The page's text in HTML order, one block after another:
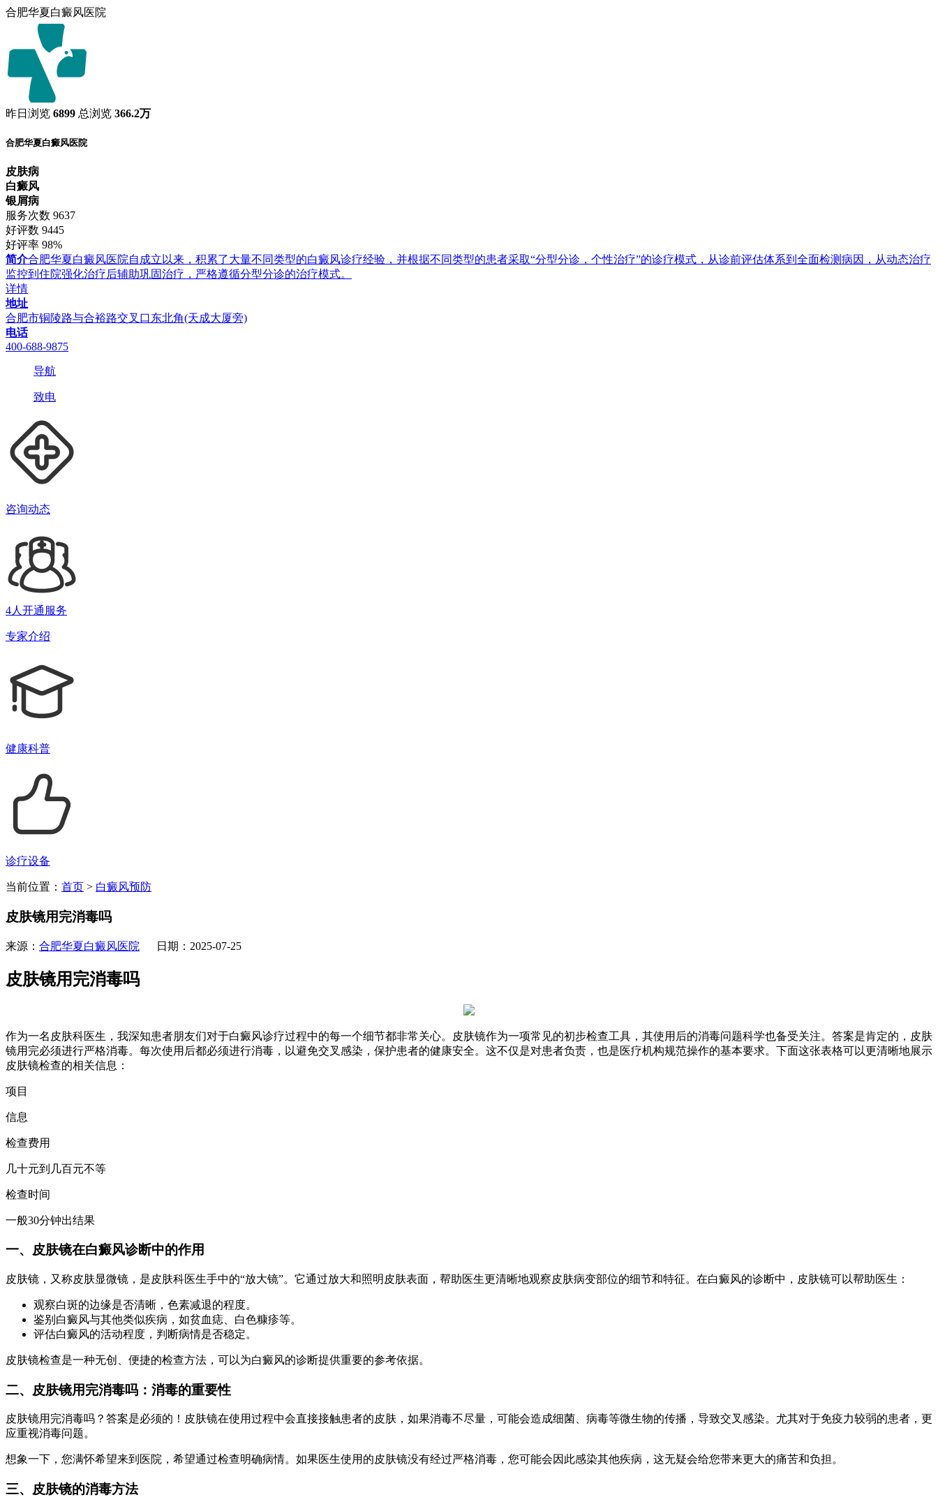
合肥华夏白癜风医院
昨日浏览 6899 总浏览 366.2万
合肥华夏白癜风医院
皮肤病
白癜风
银屑病
服务次数 9637
好评数 9445
好评率 98%
简介合肥华夏白癜风医院自成立以来，积累了大量不同类型的白癜风诊疗经验，并根据不同类型的患者采取“分型分诊，个性治疗”的诊疗模式，从诊前评估体系到全面检测病因，从动态治疗
监控到住院强化治疗后辅助巩固治疗，严格遵循分型分诊的治疗模式。
详情
地址
合肥市铜陵路与合裕路交叉口东北角(天成大厦旁)
电话
400-688-9875
导航
致电
咨询动态
4人开通服务
专家介绍
健康科普
诊疗设备
当前位置： 首页 > 白癜风预防
皮肤镜用完消毒吗
来源： 合肥华夏白癜风医院 日期：2025-07-25
皮肤镜用完消毒吗
作为一名皮肤科医生，我深知患者朋友们对于白癜风诊疗过程中的每一个细节都非常关心。皮肤镜作为一项常见的初步检查工具，其使用后的消毒问题科学也备受关注。答案是肯定的，皮肤
镜用完必须进行严格消毒。每次使用后都必须进行消毒，以避免交叉感染，保护患者的健康安全。这不仅是对患者负责，也是医疗机构规范操作的基本要求。下面这张表格可以更清晰地展示
皮肤镜检查的相关信息：
项目
信息
检查费用
几十元到几百元不等
检查时间
一般30分钟出结果
一、皮肤镜在白癜风诊断中的作用
皮肤镜，又称皮肤显微镜，是皮肤科医生手中的“放大镜”。它通过放大和照明皮肤表面，帮助医生更清晰地观察皮肤病变部位的细节和特征。在白癜风的诊断中，皮肤镜可以帮助医生：
观察白斑的边缘是否清晰，色素减退的程度。
鉴别白癜风与其他类似疾病，如贫血痣、白色糠疹等。
评估白癜风的活动程度，判断病情是否稳定。
皮肤镜检查是一种无创、便捷的检查方法，可以为白癜风的诊断提供重要的参考依据。
二、皮肤镜用完消毒吗：消毒的重要性
皮肤镜用完消毒吗？答案是必须的！皮肤镜在使用过程中会直接接触患者的皮肤，如果消毒不尽量，可能会造成细菌、病毒等微生物的传播，导致交叉感染。尤其对于免疫力较弱的患者，更
应重视消毒问题。
想象一下，您满怀希望来到医院，希望通过检查明确病情。如果医生使用的皮肤镜没有经过严格消毒，您可能会因此感染其他疾病，这无疑会给您带来更大的痛苦和负担。
三、皮肤镜的消毒方法